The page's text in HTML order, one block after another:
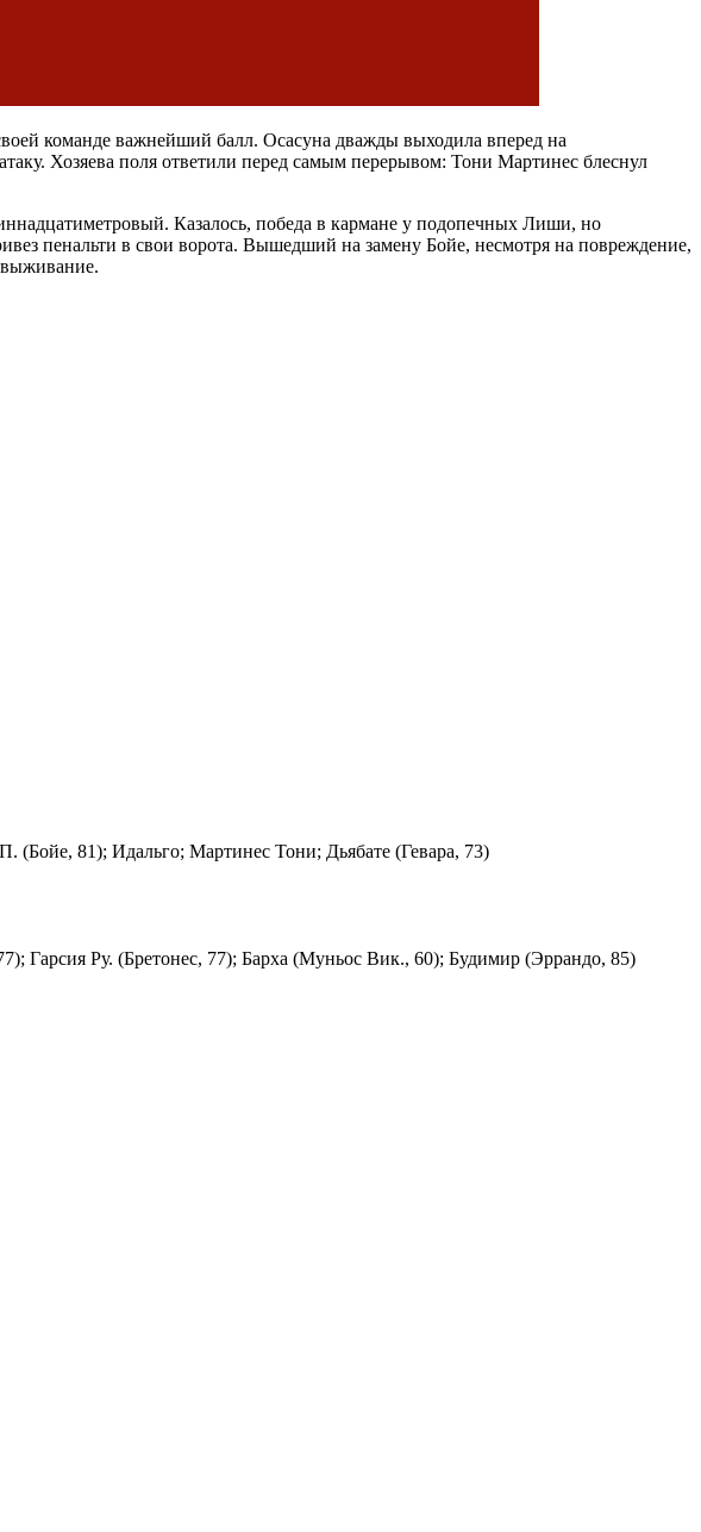
команде важнейший балл. Осасуна дважды выходила вперед на
Хозяева поля ответили перед самым перерывом: Тони Мартинес блеснул
Казалось, победа в кармане у подопечных Лиши, но
пенальти в свои ворота. Вышедший на замену Бойе, несмотря на повреждение,
выживание.
(Бойе, 81); Идальго; Мартинес Тони; Дьябате (Гевара, 73)
Гарсия Ру. (Бретонес, 77); Барха (Муньос Вик., 60); Будимир (Эррандо, 85)